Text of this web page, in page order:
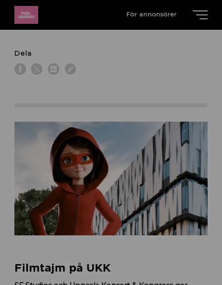
För annonsörer
Dela
Filmtajm på UKK